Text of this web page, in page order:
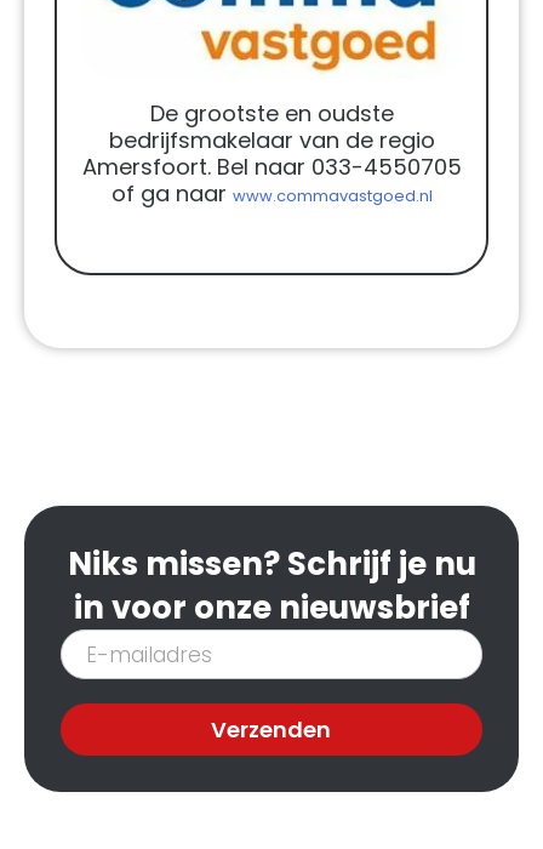
De grootste en oudste
bedrijfsmakelaar van de regio
Amersfoort. Bel naar 033-4550705
of ga naar www.commavastgoed.nl
Niks missen? Schrijf je nu
in voor onze nieuwsbrief
Inschrijven
nieuwsbrief
Verzenden